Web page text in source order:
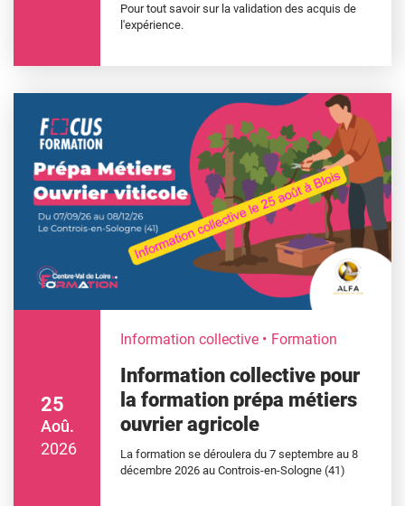
Pour tout savoir sur la validation des acquis de
l'expérience.
25
Aoû.
2026
Information collective Formation
Information collective pour
la formation prépa métiers
ouvrier agricole
La formation se déroulera du 7 septembre au 8
décembre 2026 au Controis-en-Sologne (41)